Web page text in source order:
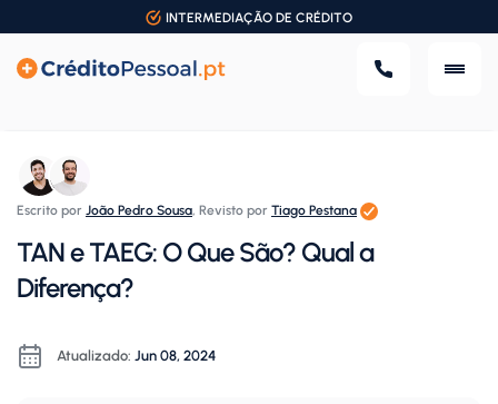
INTERMEDIAÇÃO DE CRÉDITO
Escrito por João Pedro Sousa, Revisto por Tiago Pestana
TAN e TAEG: O Que São? Qual a
Diferença?
Atualizado: Jun 08, 2024